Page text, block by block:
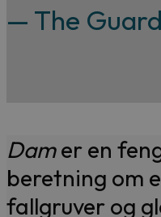
— The
Damer en
beretning om
fallgruver og